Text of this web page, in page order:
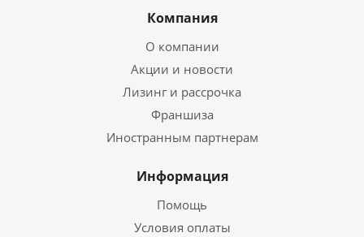
Компания
О компании
Акции и новости
Лизинг и рассрочка
Франшиза
Иностранным партнерам
Информация
Помощь
Условия оплаты